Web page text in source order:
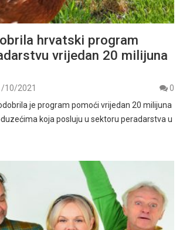
hrvatski program
vrijedan 20 milijuna
10/2021
0
je program pomoći vrijedan 20 milijuna
koja posluju u sektoru peradarstva u